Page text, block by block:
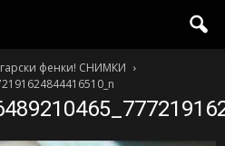
фенки! СНИМКИ